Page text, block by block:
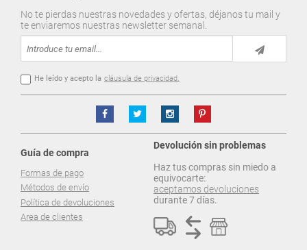
No te pierdas nuestras novedades y ofertas, déjanos tu mail y
te enviaremos nuestras newsletter semanal.
He leído y acepto la cláusula de privacidad.
Guía de compra
Formas de pago
Métodos de envío
Política de devoluciones
Area de clientes
Devolución sin problemas
Haz tus compras sin miedo a
equivocarte:
aceptamos devoluciones
durante 7 días.